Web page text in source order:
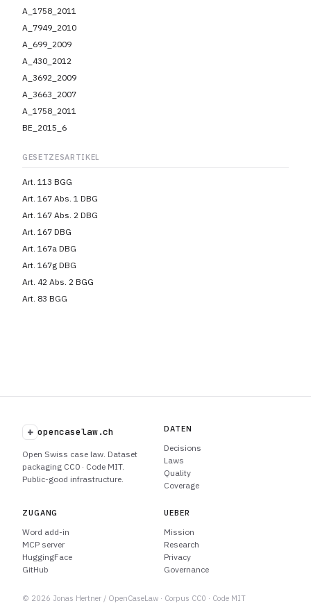
A_1758_2011
A_7949_2010
A_699_2009
A_430_2012
A_3692_2009
A_3663_2007
A_1758_2011
BE_2015_6
GESETZESARTIKEL
Art. 113 BGG
Art. 167 Abs. 1 DBG
Art. 167 Abs. 2 DBG
Art. 167 DBG
Art. 167a DBG
Art. 167g DBG
Art. 42 Abs. 2 BGG
Art. 83 BGG
+ opencaselaw.ch
Open Swiss case law. Dataset
packaging CC0 · Code MIT.
Public-good infrastructure.
DATEN
Decisions
Laws
Quality
Coverage
ZUGANG
Word add-in
MCP server
HuggingFace
GitHub
UEBER
Mission
Research
Privacy
Governance
© 2026 Jonas Hertner / OpenCaseLaw · Corpus CC0 · Code MIT